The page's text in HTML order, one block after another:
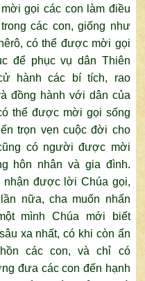
gọi các con làm điều
các con, giống như
có thể được mời gọi
để phục vụ dân Thiên
hành các bí tích, rao
đồng hành với dân của
thể được mời gọi sống
trọn vẹn cuộc đời cho
có người được mời
hôn nhân và gia đình.
nhận được lời Chúa gọi,
nữa, cha muốn nhấn
mình Chúa mới biết
xa nhất, có khi còn ẩn
các con, và chỉ có
đưa các con đến hạnh